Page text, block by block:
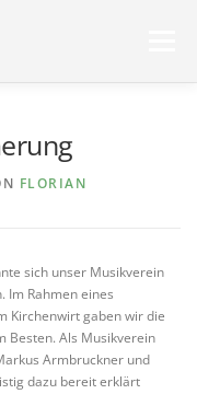
FLORIAN
sich unser Musikverein
Rahmen eines
Kirchenwirt gaben wir die
Besten. Als Musikverein
Armbruckner und
dazu bereit erklärt